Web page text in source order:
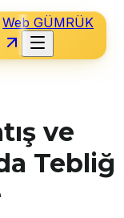
Web GÜMRÜK
ve
Tebliğ